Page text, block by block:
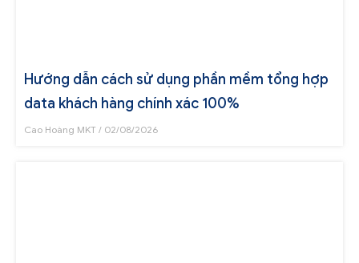
Hướng dẫn cách sử dụng phần mềm tổng hợp
data khách hàng chính xác 100%
Cao Hoàng MKT 02/08/2026